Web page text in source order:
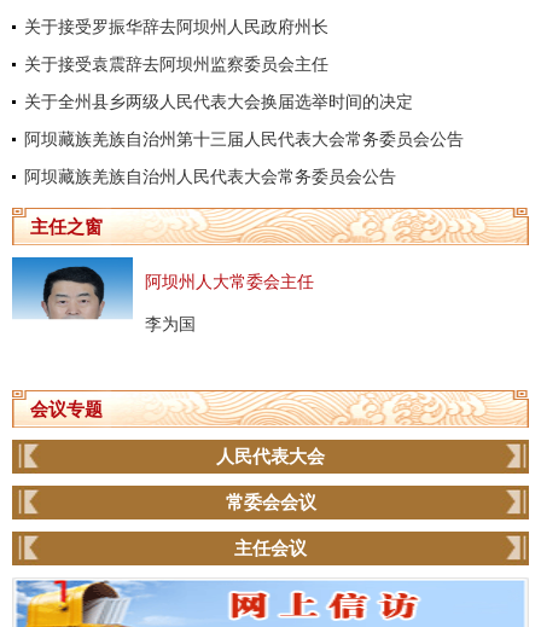
关于接受罗振华辞去阿坝州人民政府州长
关于接受袁震辞去阿坝州监察委员会主任
关于全州县乡两级人民代表大会换届选举时间的决定
阿坝藏族羌族自治州第十三届人民代表大会常务委员会公告
阿坝藏族羌族自治州人民代表大会常务委员会公告
主任之窗
阿坝州人大常委会主任
李为国
会议专题
人民代表大会
常委会会议
主任会议